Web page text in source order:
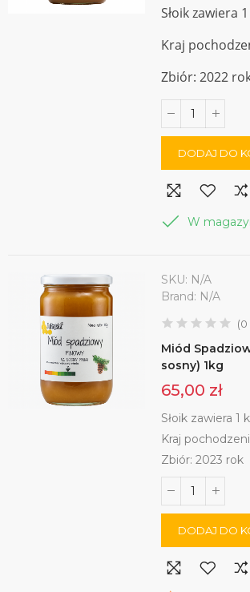
Słoik zawiera
Kraj
Zbiór: 2022
DODAJ DO
W
SKU: N/A
Brand: N/A
(0
Miód
sosny) 1kg
65,00 zł
Słoik zawiera 1
Kraj
Zbiór: 2023 rok
DODAJ DO